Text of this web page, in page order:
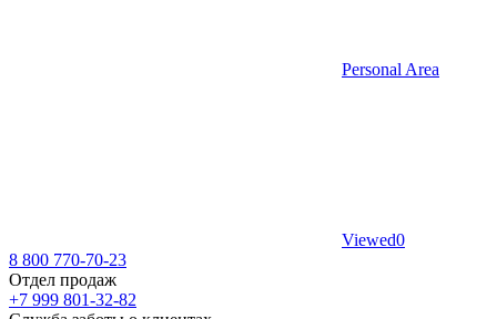
Personal Area
Viewed0
8 800 770-70-23
Отдел продаж
+7 999 801-32-82